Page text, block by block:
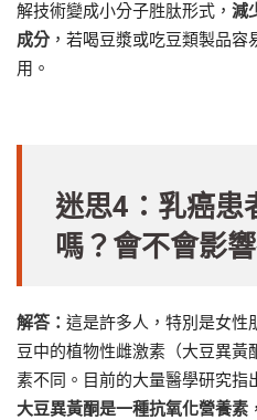
解技術變成小分子胜肽形式， 減
成分 ，若喝豆漿或吃豆類製品
用。
迷思4：乳癌患
嗎？會不會影
解答： 這是許多人，特別是女性
豆中的植物性雌激素（大豆異黃
素不同。目前的大量醫學研究指
大豆異黃酮是一種抗氧化營養素